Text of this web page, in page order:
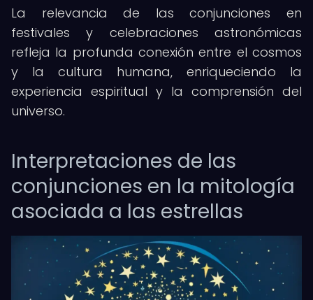
La relevancia de las conjunciones en
festivales y celebraciones astronómicas
refleja la profunda conexión entre el cosmos
y la cultura humana, enriqueciendo la
experiencia espiritual y la comprensión del
universo.
Interpretaciones de las
conjunciones en la mitología
asociada a las estrellas